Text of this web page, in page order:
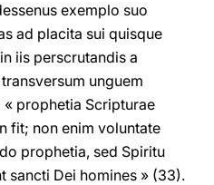
exemplo suo
ad placita sui quisque
iis perscrutandis a
unguem
prophetia Scripturae
fit; non enim voluntate
prophetia, sed Spiritu
sancti Dei homines » (33).